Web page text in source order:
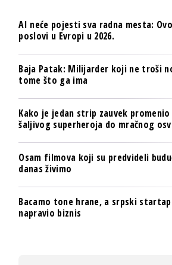
AI neće pojesti sva radna mesta:
poslovi u Evropi u 2026.
Baja Patak: Milijarder koji ne troši
tome što ga ima
Kako je jedan strip zauvek promenio
šaljivog superheroja do mračnog
Osam filmova koji su predvideli
danas živimo
Bacamo tone hrane, a srpski
napravio biznis